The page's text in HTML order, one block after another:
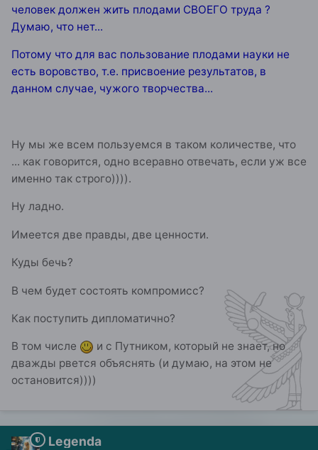
человек должен жить плодами СВОЕГО труда ?
Думаю, что нет...
Потому что для вас пользование плодами науки не
есть воровство, т.е. присвоение результатов, в
данном случае, чужого творчества...
Ну мы же всем пользуемся в таком количестве, что
... как говорится, одно всеравно отвечать, если уж все
именно так строго)))).
Ну ладно.
Имеется две правды, две ценности.
Куды бечь?
В чем будет состоять компромисс?
Как поступить дипломатично?
В том числе
и с Путником, который не знает, но
дважды рвется объяснять (и думаю, на этом не
остановится))))
Legenda